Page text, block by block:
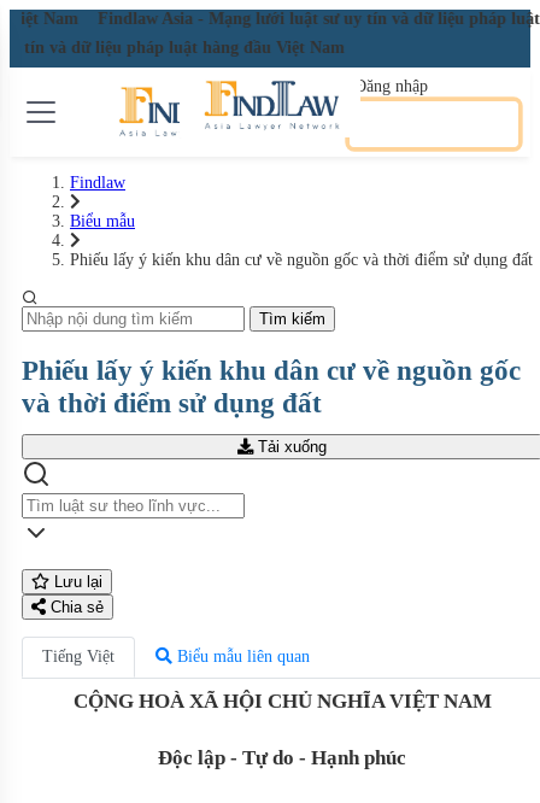
Việt Nam
Findlaw Asia - Mạng lưới luật sư uy tín và dữ liệu pháp
tín và dữ liệu pháp luật hàng đầu Việt Nam
Đăng nhập
Findlaw
Biểu mẫu
Phiếu lấy ý kiến khu dân cư về nguồn gốc và thời điểm sử dụng đất
Tìm kiếm
Phiếu lấy ý kiến khu dân cư về nguồn gốc
và thời điểm sử dụng đất
Tải xuống
Lưu lại
Chia sẻ
Tiếng Việt Biểu mẫu liên quan
CỘNG HOÀ XÃ HỘI CHỦ NGHĨA VIỆT NAM
Độc lập - Tự do - Hạnh phúc